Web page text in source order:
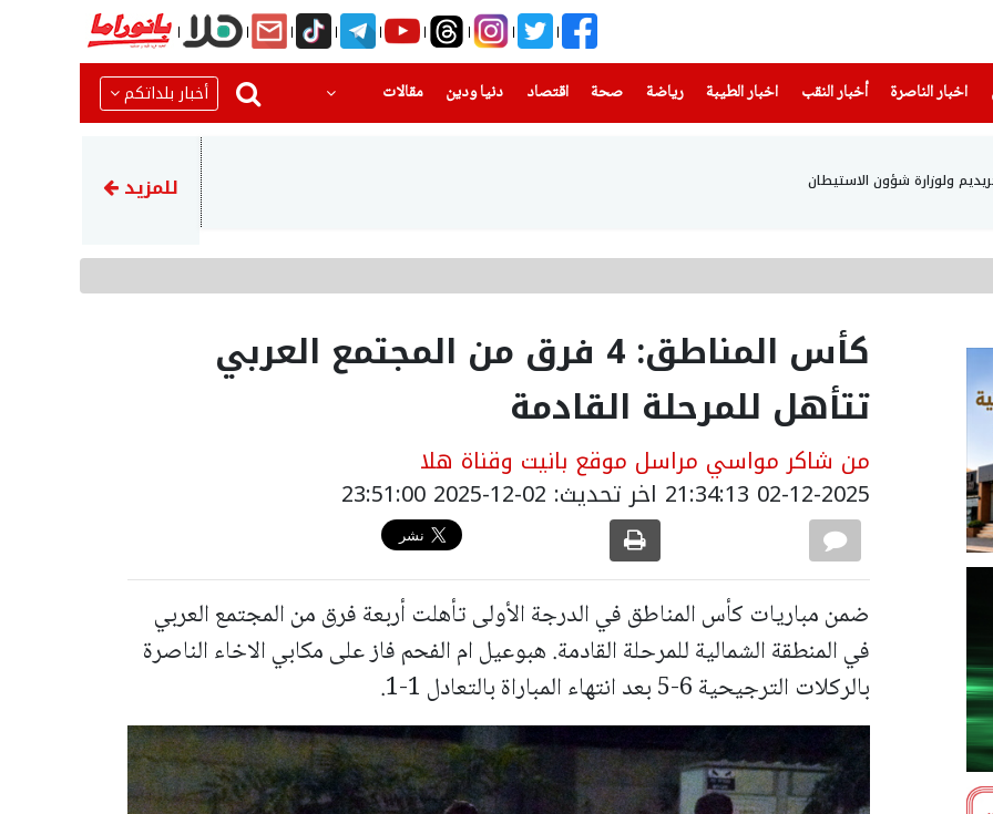
اخبار الناصرة
(current) أخبار النقب اخبار الطيبة(current) رياضة
(current) صحة(current) اقتصاد دنيا ودين
(current) مقالات أخبار بلداتكم
ولوزارة شؤون الاستيطان إيران تهدد بمهاجمة دول
للمزيد
كأس المناطق: 4 فرق من المجتمع العربي
تتأهل للمرحلة القادمة
من شاكر مواسي مراسل موقع بانيت وقناة هلا
02-12-2025 21:34:13 اخر تحديث: 02-12-2025 23:51:00
ضمن مباريات كأس المناطق في الدرجة الأولى تأهلت أربعة فرق من المجتمع العربي
في المنطقة الشمالية للمرحلة القادمة. هبوعيل ام الفحم فاز على مكابي الاخاء الناصرة
بالركلات الترجيحية 6-5 بعد انتهاء المباراة بالتعادل 1-1.